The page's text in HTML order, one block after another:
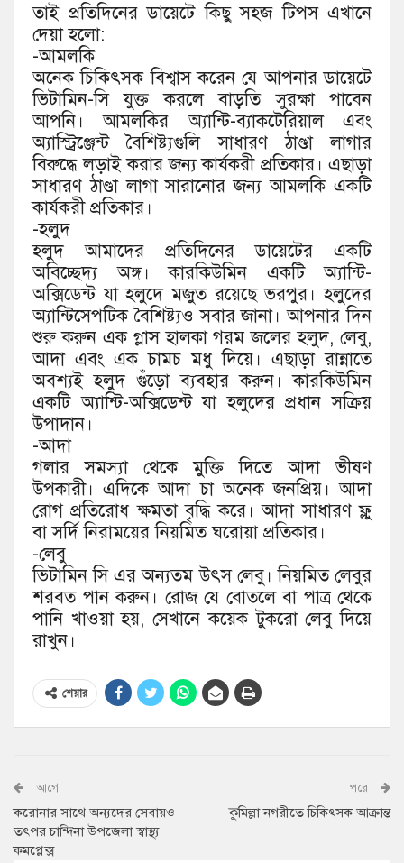
তাই প্রতিদিনের ডায়েটে কিছু সহজ টিপস এখানে
দেয়া হলো:
-আমলকি
অনেক চিকিৎসক বিশ্বাস করেন যে আপনার ডায়েটে
ভিটামিন-সি যুক্ত করলে বাড়তি সুরক্ষা পাবেন
আপনি। আমলকির অ্যান্টি-ব্যাকটেরিয়াল এবং
অ্যাস্ট্রিঞ্জেন্ট বৈশিষ্ট্যগুলি সাধারণ ঠাণ্ডা লাগার
বিরুদ্ধে লড়াই করার জন্য কার্যকরী প্রতিকার। এছাড়া
সাধারণ ঠাণ্ডা লাগা সারানোর জন্য আমলকি একটি
কার্যকরী প্রতিকার।
-হলুদ
হলুদ আমাদের প্রতিদিনের ডায়েটের একটি
অবিচ্ছেদ্য অঙ্গ। কারকিউমিন একটি অ্যান্টি-
অক্সিডেন্ট যা হলুদে মজুত রয়েছে ভরপুর। হলুদের
অ্যান্টিসেপটিক বৈশিষ্ট্যও সবার জানা। আপনার দিন
শুরু করুন এক গ্লাস হালকা গরম জলের হলুদ, লেবু,
আদা এবং এক চামচ মধু দিয়ে। এছাড়া রান্নাতে
অবশ্যই হলুদ গুঁড়ো ব্যবহার করুন। কারকিউমিন
একটি অ্যান্টি-অক্সিডেন্ট যা হলুদের প্রধান সক্রিয়
উপাদান।
-আদা
গলার সমস্যা থেকে মুক্তি দিতে আদা ভীষণ
উপকারী। এদিকে আদা চা অনেক জনপ্রিয়। আদা
রোগ প্রতিরোধ ক্ষমতা বৃদ্ধি করে। আদা সাধারণ ফ্লু
বা সর্দি নিরাময়ের নিয়মিত ঘরোয়া প্রতিকার।
-লেবু
ভিটামিন সি এর অন্যতম উৎস লেবু। নিয়মিত লেবুর
শরবত পান করুন। রোজ যে বোতলে বা পাত্র থেকে
পানি খাওয়া হয়, সেখানে কয়েক টুকরো লেবু দিয়ে
রাখুন।
শেয়ার
আগে
করোনার সাথে অন্যদের সেবায়ও
তৎপর চান্দিনা উপজেলা স্বাস্থ্য
কমপ্লেক্স
পরে
কুমিল্লা নগরীতে চিকিৎসক আক্রান্ত